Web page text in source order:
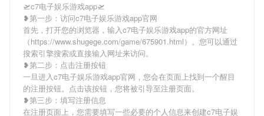
🛫c7电子娱乐游戏app🛫
❥第一步：访问c7电子娱乐游戏app官网
首先，打开您的浏览器，输入c7电子娱乐游戏app的官方网址
（https://www.shugege.com/game/675901.html）。您可以通过
搜索引擎搜索或直接输入网址来访问。
❥第二步：点击注册按钮
一旦进入c7电子娱乐游戏app官网，您会在页面上找到一个醒目
的注册按钮。点击该按钮，您将被引导至注册页面。
❥第三步：填写注册信息
在注册页面上，您需要填写一些必要的个人信息来创建c7电子娱